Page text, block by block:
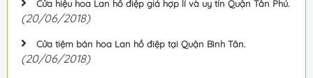
Cửa hiệu hoa Lan hồ điệp giá hợp lí và uy tín Quận Tân Phú.
(20/06/2018)
Cửa tiệm bán hoa Lan hồ điệp tại Quận Bình Tân.
(20/06/2018)